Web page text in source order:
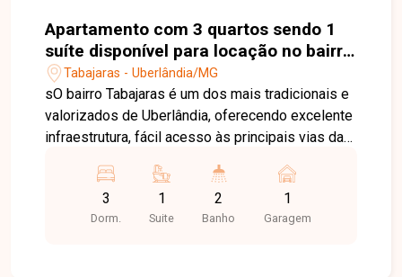
Apartamento com 3 quartos sendo 1
suíte disponível para locação no bairro
Tabajaras em Uberlândia-MG
Tabajaras - Uberlândia/MG
sO bairro Tabajaras é um dos mais tradicionais e
valorizados de Uberlândia, oferecendo excelente
infraestrutura, fácil acesso às principais vias da
escolas, farmácias, restaurantes e diversos
serviços. Uma localização privilegiada para quem
busca conforto, praticidade e qualidade de vida.
3
Dorm.
1
Suite
2
Banho
1
Garagem